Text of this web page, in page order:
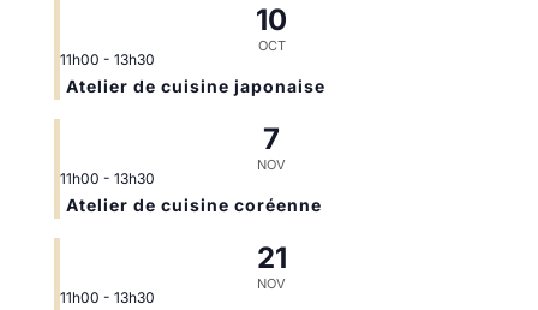
10
OCT
11h00 - 13h30
Atelier de cuisine japonaise
7
NOV
11h00 - 13h30
Atelier de cuisine coréenne
21
NOV
11h00 - 13h30